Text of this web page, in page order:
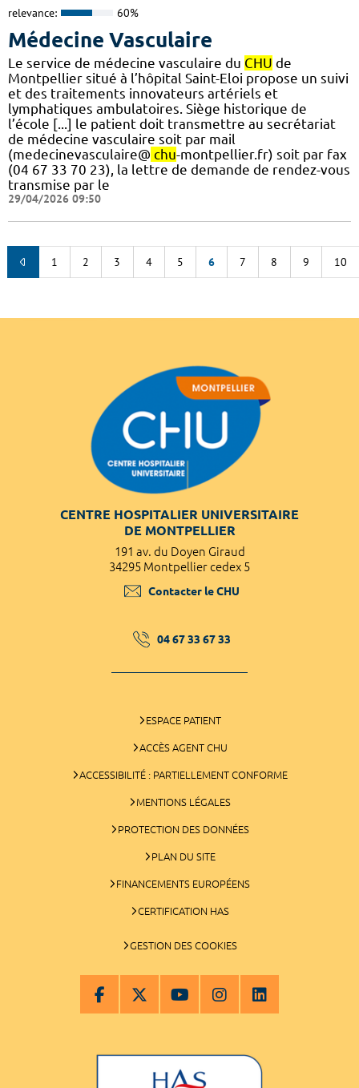
relevance: 60%
Médecine Vasculaire
Le service de médecine vasculaire du CHU de
Montpellier situé à l’hôpital Saint-Eloi propose un suivi
et des traitements innovateurs artériels et
lymphatiques ambulatoires. Siège historique de
l’école [...] le patient doit transmettre au secrétariat
de médecine vasculaire soit par mail
(medecinevasculaire@ chu-montpellier.fr) soit par fax
(04 67 33 70 23), la lettre de demande de rendez-vous
transmise par le
29/04/2026 09:50
1 2 3 4 5 6 7 8 9 10
CENTRE HOSPITALIER UNIVERSITAIRE
DE MONTPELLIER
191 av. du Doyen Giraud
34295 Montpellier cedex 5
Contacter le CHU
04 67 33 67 33
ESPACE PATIENT
ACCÈS AGENT CHU
ACCESSIBILITÉ : PARTIELLEMENT CONFORME
MENTIONS LÉGALES
PROTECTION DES DONNÉES
PLAN DU SITE
FINANCEMENTS EUROPÉENS
CERTIFICATION HAS
GESTION DES COOKIES